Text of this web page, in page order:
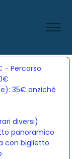
- Percorso
35€ anziché
diversi):
panoramico
con biglietto